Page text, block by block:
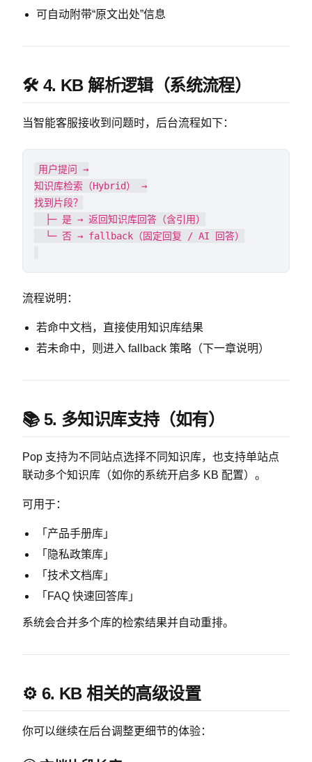
可自动附带“原文出处”信息
🛠 4. KB 解析逻辑（系统流程）
当智能客服接收到问题时，后台流程如下：
用户提问 →
知识库检索（Hybrid） →
找到片段？
  ├─ 是 → 返回知识库回答（含引用）
流程说明：
若命中文档，直接使用知识库结果
若未命中，则进入 fallback 策略（下一章说明）
📚 5. 多知识库支持（如有）
Pop 支持为不同站点选择不同知识库，也支持单站点
联动多个知识库（如你的系统开启多 KB 配置）。
可用于：
「产品手册库」
「隐私政策库」
「技术文档库」
「FAQ 快速回答库」
系统会合并多个库的检索结果并自动重排。
⚙️ 6. KB 相关的高级设置
你可以继续在后台调整更细节的体验：